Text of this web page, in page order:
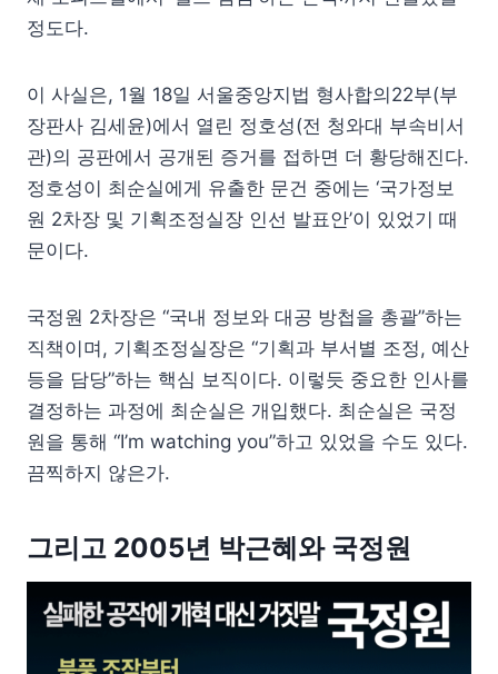
정도다.
이 사실은, 1월 18일 서울중앙지법 형사합의22부(부
장판사 김세윤)에서 열린 정호성(전 청와대 부속비서
관)의 공판에서 공개된 증거를 접하면 더 황당해진다.
정호성이 최순실에게 유출한 문건 중에는 ‘국가정보
원 2차장 및 기획조정실장 인선 발표안’이 있었기 때
문이다.
국정원 2차장은 “국내 정보와 대공 방첩을 총괄”하는
직책이며, 기획조정실장은 “기획과 부서별 조정, 예산
등을 담당”하는 핵심 보직이다. 이렇듯 중요한 인사를
결정하는 과정에 최순실은 개입했다. 최순실은 국정
원을 통해 “I’m watching you”하고 있었을 수도 있다.
끔찍하지 않은가.
그리고 2005년 박근혜와 국정원